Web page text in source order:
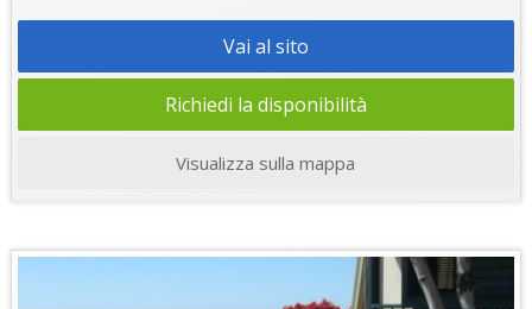
Vai al sito
Richiedi la disponibilità
Visualizza sulla mappa